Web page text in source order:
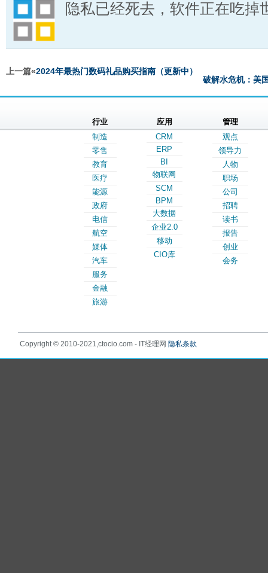
隐私已经死去，软件正在吃掉
上一篇«2024年最热门数码礼品购买指南（更新中）
破解水危机：美
行业
制造
零售
教育
医疗
能源
政府
电信
航空
媒体
汽车
服务
金融
旅游
应用
CRM
ERP
BI
物联网
SCM
BPM
大数据
企业2.0
移动
CIO库
管理
观点
领导力
人物
职场
公司
招聘
读书
报告
创业
会务
Copyright © 2010-2021,ctocio.com - IT经理网 隐私条款